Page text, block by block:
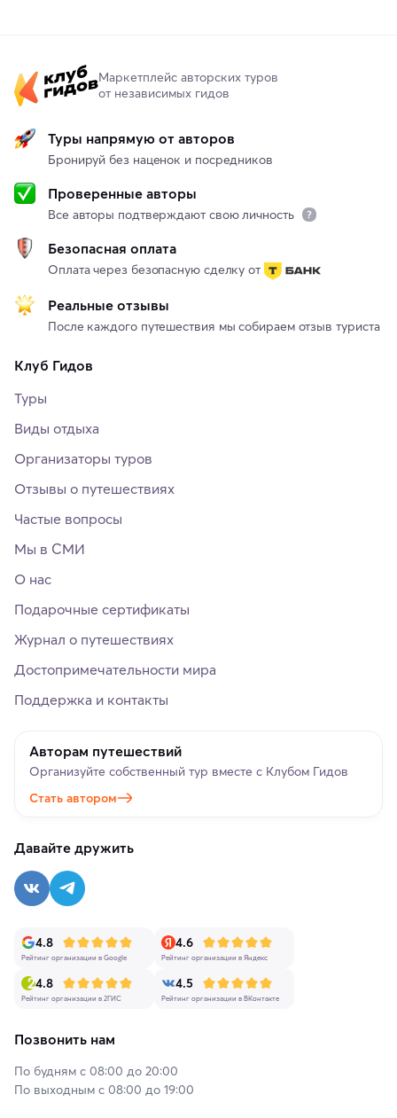
Маркетплейс авторских туров
от независимых гидов
Туры напрямую от авторов
Бронируй без наценок и посредников
Проверенные авторы
Все авторы подтверждают свою личность
Безопасная оплата
Оплата через безопасную сделку от
Реальные отзывы
После каждого путешествия мы собираем отзыв туриста
Клуб Гидов
Туры
Виды отдыха
Организаторы туров
Отзывы о путешествиях
Частые вопросы
Мы в СМИ
О нас
Подарочные сертификаты
Журнал о путешествиях
Достопримечательности мира
Поддержка и контакты
Авторам путешествий
Организуйте собственный тур вместе с Клубом Гидов
Стать автором
Давайте дружить
4.8
Рейтинг организации в Google
4.6
Рейтинг организации в Яндекс
4.8
Рейтинг организации в 2ГИС
4.5
Рейтинг организации в ВКонтакте
Позвонить нам
По будням с 08:00 до 20:00
По выходным с 08:00 до 19:00